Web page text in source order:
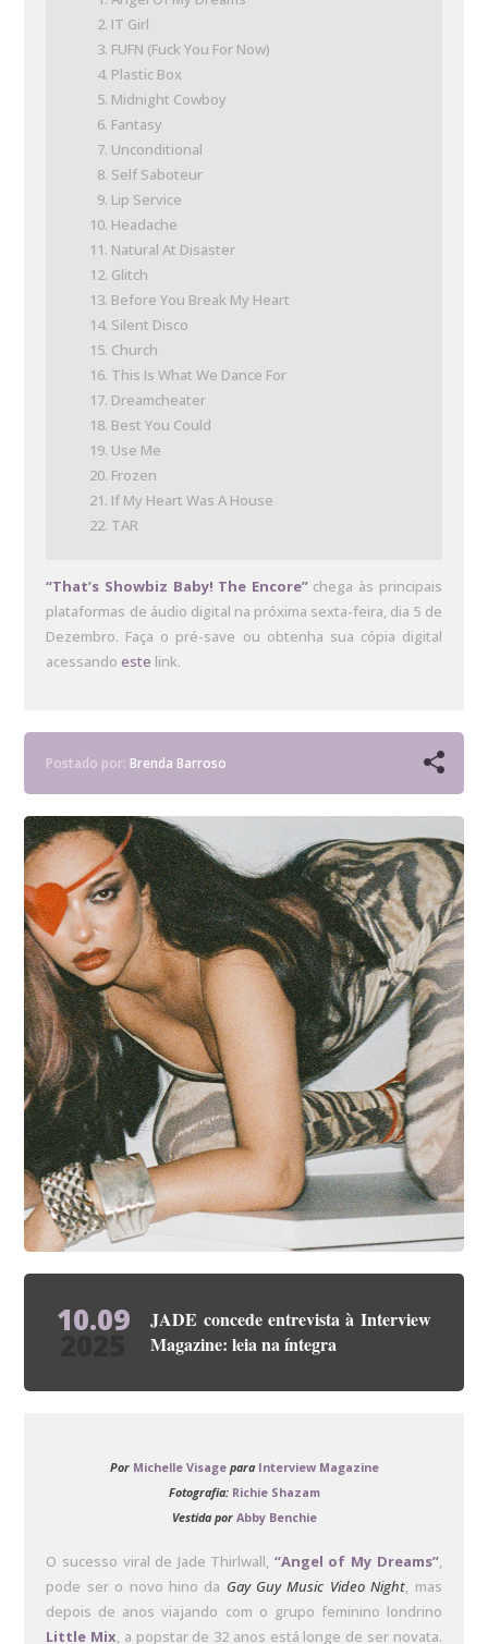
IT Girl
FUFN (Fuck You For Now)
Plastic Box
Midnight Cowboy
Fantasy
Unconditional
Self Saboteur
Lip Service
Headache
Natural At Disaster
Glitch
Before You Break My Heart
Silent Disco
Church
This Is What We Dance For
Dreamcheater
Best You Could
Use Me
Frozen
If My Heart Was A House
TAR
“That’s Showbiz Baby! The Encore” chega às principais
plataformas de áudio digital na próxima sexta-feira, dia 5 de
Dezembro. Faça o pré-save ou obtenha sua cópia digital
acessandoeste link.
Postado por:Brenda Barroso
10.09
JADE concede entrevista à Interview
Magazine: leia na íntegra
Por Michelle Visage para Interview Magazine
Fotografia: Richie Shazam
Vestida por Abby Benchie
O sucesso viral de Jade Thirlwall, “Angel of My Dreams”,
pode ser o novo hino da Gay Guy Music Video Night, mas
depois de anos viajando com o grupo feminino londrino
Little Mix, a popstar de 32 anos está longe de ser novata.